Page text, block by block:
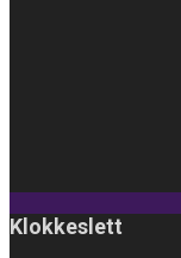
Klokkeslett